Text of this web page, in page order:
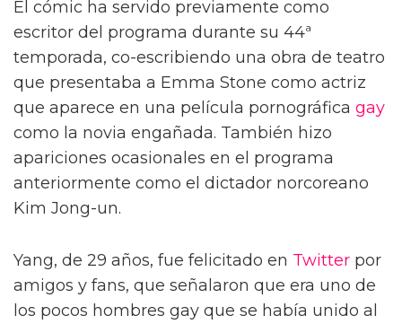
El cómic ha servido previamente como
escritor del programa durante su 44ª
temporada, co-escribiendo una obra de teatro
que presentaba a Emma Stone como actriz
que aparece en una película pornográfica gay
como la novia engañada. También hizo
apariciones ocasionales en el programa
anteriormente como el dictador norcoreano
Kim Jong-un.
Yang, de 29 años, fue felicitado en Twitter por
amigos y fans, que señalaron que era uno de
los pocos hombres gay que se había unido al